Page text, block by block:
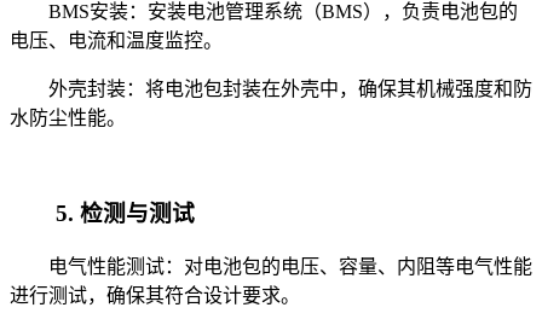
BMS安装：安装电池管理系统（BMS），负责电池包的
电压、电流和温度监控。
外壳封装：将电池包封装在外壳中，确保其机械强度和防
水防尘性能。
5. 检测与测试
电气性能测试：对电池包的电压、容量、内阻等电气性能
进行测试，确保其符合设计要求。